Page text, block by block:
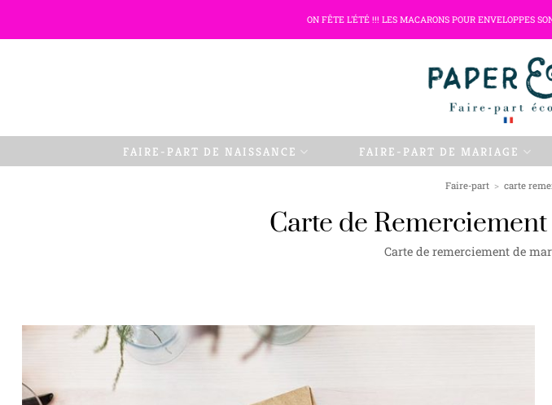
ON FÊTE L'ÉTÉ !!! LES MACARONS POUR ENVELOPPES
FAIRE-PART DE NAISSANCE FAIRE-PART DE MARIAGE
Faire-part > carte
Carte de
Carte de remerciement de